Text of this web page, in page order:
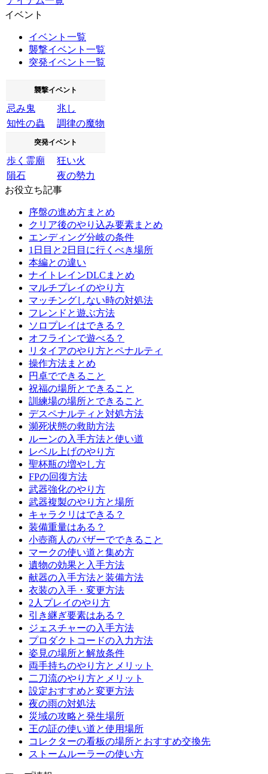
イベント
イベント一覧
襲撃イベント一覧
突発イベント一覧
襲撃イベント
忌み鬼
兆し
知性の蟲
調律の魔物
突発イベント
歩く霊廟
狂い火
隕石
夜の勢力
お役立ち記事
序盤の進め方まとめ
クリア後のやり込み要素まとめ
エンディング分岐の条件
1日目と2日目に行くべき場所
本編との違い
ナイトレインDLCまとめ
マルチプレイのやり方
マッチングしない時の対処法
フレンドと遊ぶ方法
ソロプレイはできる？
オフラインで遊べる？
リタイアのやり方とペナルティ
操作方法まとめ
円卓でできること
祝福の場所とできること
訓練場の場所とできること
デスペナルティと対処方法
瀕死状態の救助方法
ルーンの入手方法と使い道
レベル上げのやり方
聖杯瓶の増やし方
FPの回復方法
武器強化のやり方
武器複製のやり方と場所
キャラクリはできる？
装備重量はある？
小壺商人のバザーでできること
マークの使い道と集め方
遺物の効果と入手方法
献器の入手方法と装備方法
衣装の入手・変更方法
2人プレイのやり方
引き継ぎ要素はある？
ジェスチャーの入手方法
プロダクトコードの入力方法
姿見の場所と解放条件
両手持ちのやり方とメリット
二刀流のやり方とメリット
設定おすすめと変更方法
夜の雨の対処法
災域の攻略と発生場所
王の証の使い道と使用場所
コレクターの看板の場所とおすすめ交換先
ストームルーラーの使い方